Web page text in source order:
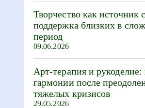
Творчество как источник
поддержка близких в
период
09.06.2026
Арт-терапия и рукоделие:
гармонии после
тяжелых кризисов
29.05.2026